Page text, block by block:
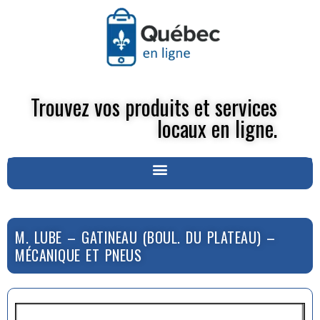
Trouvez vos produits et services
locaux en ligne.
M. LUBE – GATINEAU (BOUL. DU PLATEAU) –
MÉCANIQUE ET PNEUS